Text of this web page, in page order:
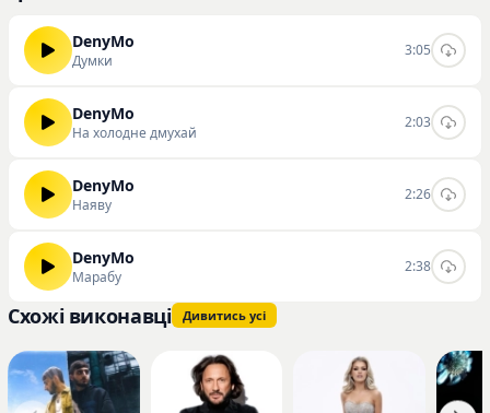
українськими релізами та шукають нові імена для
свого плейлиста. Творчість автора доступна для
ознайомлення широкому загалу, а детальна
статистика прослуховувань свідчить про стабільний
слухати та скачувати треки виконавця
безпосередньо на нашому сайті.
DenyMo
Думки
3:05
DenyMo
На холодне дмухай
2:03
DenyMo
Наяву
2:26
DenyMo
Марабу
2:38
Схожі виконавці Дивитись усі